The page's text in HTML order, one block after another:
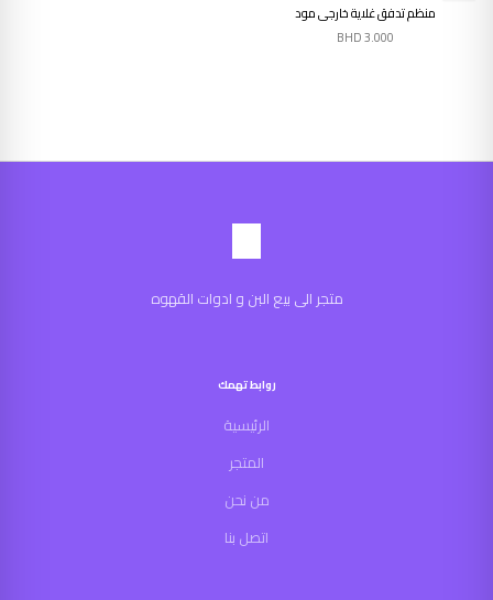
منظم تدفق غلاية خارجي مود
BHD3.000
متجر الى بيع البن و ادوات القهوه
روابط تهمك
الرئيسية
المتجر
من نحن
اتصل بنا